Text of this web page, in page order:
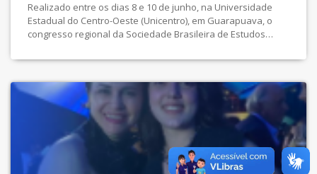
Realizado entre os dias 8 e 10 de junho, na Universidade
Estadual do Centro-Oeste (Unicentro), em Guarapuava, o
congresso regional da Sociedade Brasileira de Estudos
estudantes, professores e pesquisadores da Região Sul do
série de temas relevantes. Um dos momentos mais
importantes é […]